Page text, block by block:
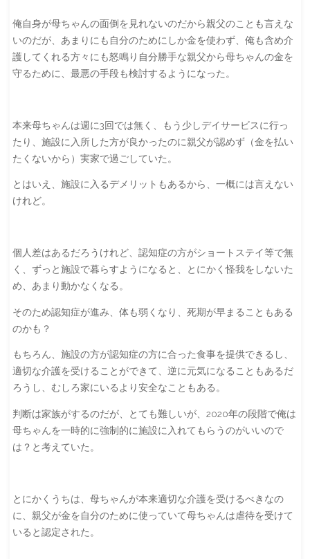
俺自身が母ちゃんの面倒を見れないのだから親父のことも言えな
いのだが、あまりにも自分のためにしか金を使わず、俺も含め介
護してくれる方々にも怒鳴り自分勝手な親父から母ちゃんの金を
守るために、最悪の手段も検討するようになった。
本来母ちゃんは週に3回では無く、もう少しデイサービスに行っ
たり、施設に入所した方が良かったのに親父が認めず（金を払い
たくないから）実家で過ごしていた。
とはいえ、施設に入るデメリットもあるから、一概には言えない
けれど。
個人差はあるだろうけれど、認知症の方がショートステイ等で無
く、ずっと施設で暮らすようになると、とにかく怪我をしないた
め、あまり動かなくなる。
そのため認知症が進み、体も弱くなり、死期が早まることもある
のかも？
もちろん、施設の方が認知症の方に合った食事を提供できるし、
適切な介護を受けることができて、逆に元気になることもあるだ
ろうし、むしろ家にいるより安全なこともある。
判断は家族がするのだが、とても難しいが、2020年の段階で俺は
母ちゃんを一時的に強制的に施設に入れてもらうのがいいので
は？と考えていた。
とにかくうちは、母ちゃんが本来適切な介護を受けるべきなの
に、親父が金を自分のために使っていて母ちゃんは虐待を受けて
いると認定された。